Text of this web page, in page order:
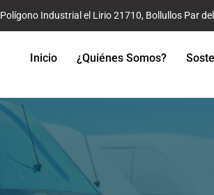
Polígono Industrial el Lirio 21710, Bollullos Par
Inicio ¿Quiénes Somos?